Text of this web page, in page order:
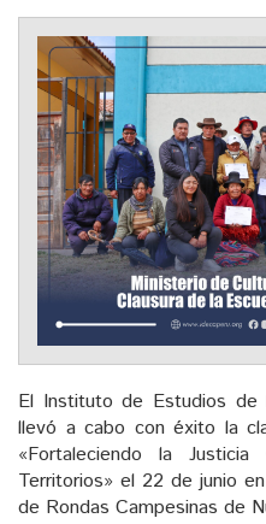
El Instituto de Estudios de
llevó a cabo con éxito la
«Fortaleciendo la
Territorios» el 22 de junio
de Rondas Campesinas de